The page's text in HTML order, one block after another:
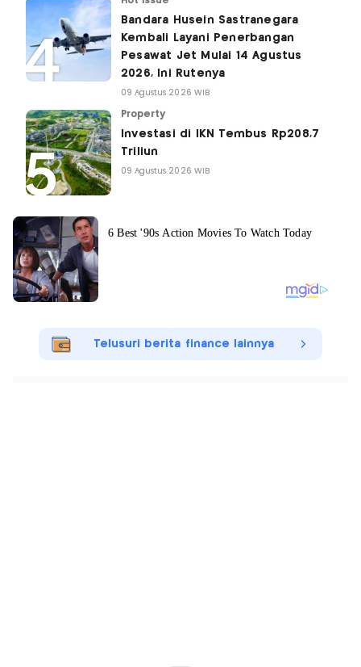
Bandara Husein Sastranegara
Kembali Layani Penerbangan
Pesawat Jet Mulai 14 Agustus
2026, Ini Rutenya
09 Agustus 2026 WIB
Property
Investasi di IKN Tembus Rp208,7
Triliun
09 Agustus 2026 WIB
Telusuri berita finance lainnya